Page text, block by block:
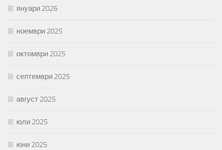
януари 2026
ноември 2025
октомври 2025
септември 2025
август 2025
юли 2025
юни 2025